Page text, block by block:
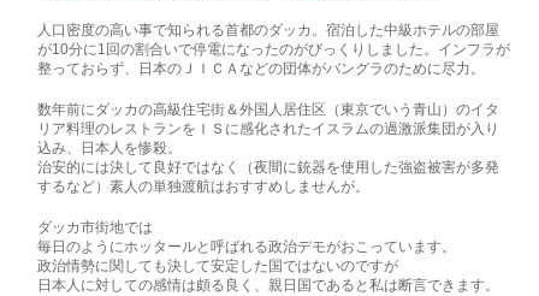
人口密度の高い事で知られる首都のダッカ。宿泊した中級ホテルの部屋
が10分に1回の割合いで停電になったのがびっくりしました。インフラが
整っておらず、日本のＪＩＣＡなどの団体がバングラのために尽力。
数年前にダッカの高級住宅街＆外国人居住区（東京でいう青山）のイタ
リア料理のレストランをＩＳに感化されたイスラムの過激派集団が入り
込み、日本人を惨殺。
治安的には決して良好ではなく（夜間に銃器を使用した強盗被害が多発
するなど）素人の単独渡航はおすすめしませんが。
ダッカ市街地では
毎日のようにホッタールと呼ばれる政治デモがおこっています。
政治情勢に関しても決して安定した国ではないのですが
日本人に対しての感情は頗る良く、親日国であると私は断言できます。